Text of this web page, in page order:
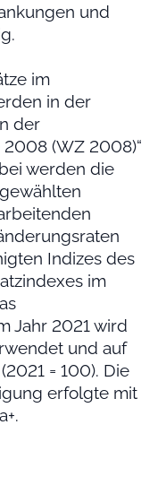
und
im
in der
der
(WZ 2008)“
werden die
Indizes des
im
Jahr 2021 wird
und auf
= 100). Die
erfolgte mit